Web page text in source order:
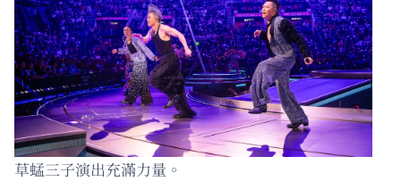
草蜢三子演出充滿力量。